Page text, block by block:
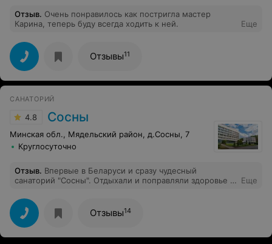
Отзыв. Очень понравилось как постригла мастер
Карина, теперь буду всегда ходить к ней.
Еще
Отзывы11
САНАТОРИЙ
4.8 Сосны
Минская обл., Мядельский район, д.Сосны, 7
Круглосуточно
Отзыв. Впервые в Беларуси и сразу чудесный
санаторий "Сосны". Отдыхали и поправляли здоровье с
созвонился со службой бронирования, получил
нужную информацию, двумя частями оплатил и вот мы
на месте. Приветливо встретили на ресепшене,
надели браслеты и сопроводили на обед. В
дальнейшем всегда помогали решать мелкие
Еще
Отзывы14